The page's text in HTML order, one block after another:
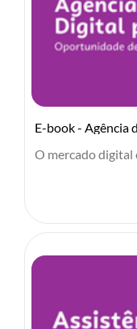
O mercado digital